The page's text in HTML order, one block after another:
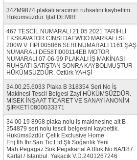
34ZM9874 plakalı aracımın ruhsatını kaybettim.
Hükümsüzdür. İjlal DEMİR
467 TESCİL NUMARALI 21 05 2021 TARİHLİ
EKSKAVATOR CİNSİ DAEWOO MARKALI SL
200W V TİPİ 005866 SERİ NUMARALI 1161 ŞAŞİ
NUMARALI DE58TI000114EB MOTOR
NUMARALI 07-06-99 PLAKALI İŞ MAKİNASI
RUHSATI SATIŞTAN SONRA KAYBOLMUŞTUR
HÜKÜMSÜZDÜR. Öztürk YAHŞİ
34.00.25.6033 Plaka B 318354 Seri No İş
Makinesi Tescil Belgesi Zayi HÜKÜMSÜZDÜR.
MİSEK İNŞAAT TİCARET VE SANAYİ ANONİM
ŞİRKETİ 0800033371
34 00 19 8968 plaka nolu iş makinesine ait B
354879 seri nolu tescil belgesini kaybettik.
Hükümsüzdür. Çelik Exclusive Home
Enj.İth.İhr.San.Tic.Ltd.Şti Soğanlık Yeni
Mah.Pegagaz Sok.Pegakartal A Blok No:6A/187
Kartal / İstanbul. Yakacık V.D.2401267246